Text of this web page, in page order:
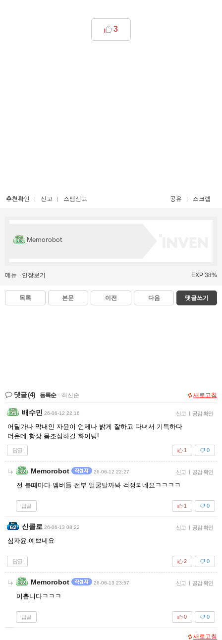
3
추천확인 신고 스팸신고 공유 스크랩
Memorobot
메뉴 인장보기 EXP 38%
목록 본문 이전 다음 댓글쓰기
댓글(4) 등록순 최신순 새로고침
배수민 26-06-12 22:16 신고 | 공감 확인
어딜가나 막내인 자윤이 언제나 밝게 잘하고 다녀서 기특하다
더운데 항상 몸조심하길 화이팅!
답글 0
1
Memorobot 26-06-12 22:27 신고 | 공감 확인
전 볼때마다 멤버들 전부 얼굴탈까봐 걱정되네요ㅋㅋㅋㅋ
답글 0
1
신콜로 26-06-13 08:22 신고 | 공감 확인
심자윤 예쁘네요
답글 0
2
Memorobot 26-06-13 23:57 신고 | 공감 확인
이쁩니다ㅋㅋㅋ
답글 0
0
새로고침